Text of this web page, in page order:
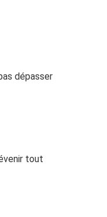
dépasser
tout